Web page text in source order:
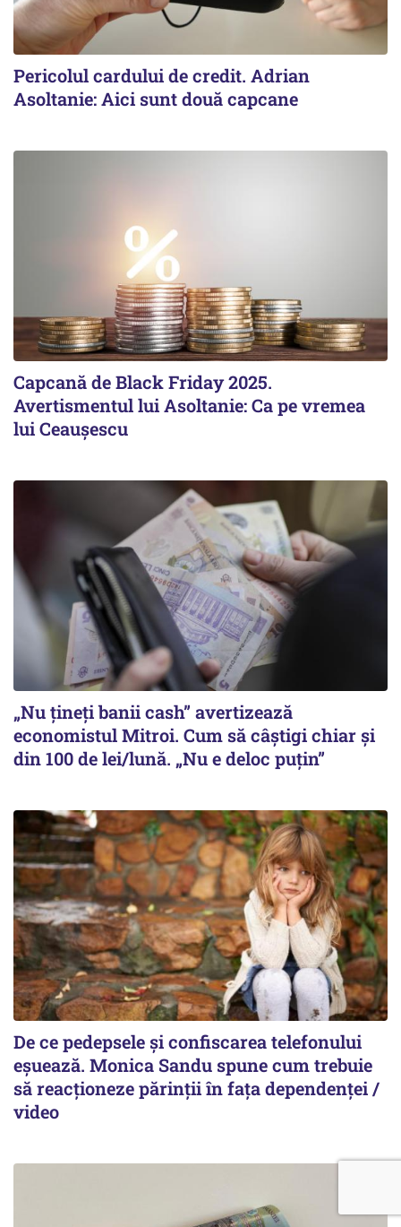
Pericolul cardului de credit. Adrian
Asoltanie: Aici sunt două capcane
Capcană de Black Friday 2025.
Avertismentul lui Asoltanie: Ca pe vremea
lui Ceaușescu
„Nu țineți banii cash” avertizează
economistul Mitroi. Cum să câștigi chiar și
din 100 de lei/lună. „Nu e deloc puțin”
De ce pedepsele și confiscarea telefonului
eșuează. Monica Sandu spune cum trebuie
să reacționeze părinții în fața dependenței /
video